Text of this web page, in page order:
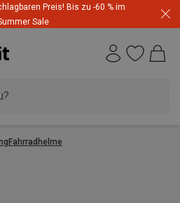
Preis! Bis zu -60 % im
Sale
Fahrradhelme